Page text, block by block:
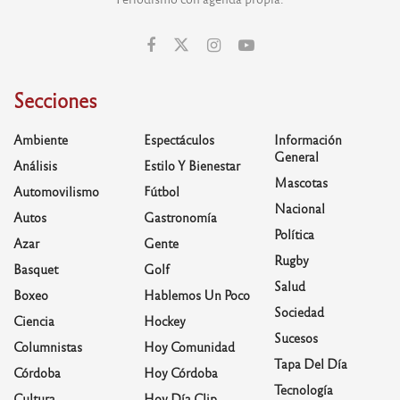
Secciones
Ambiente
Análisis
Automovilismo
Autos
Azar
Basquet
Boxeo
Ciencia
Columnistas
Córdoba
Espectáculos
Estilo Y Bienestar
Fútbol
Gastronomía
Gente
Golf
Hablemos Un Poco
Hockey
Hoy Comunidad
Hoy Córdoba
Información
General
Mascotas
Nacional
Política
Rugby
Salud
Sociedad
Sucesos
Tapa Del Día
Tecnología